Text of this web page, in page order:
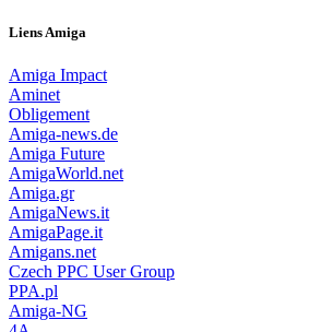
Liens Amiga
Amiga Impact
Aminet
Obligement
Amiga-news.de
Amiga Future
AmigaWorld.net
Amiga.gr
AmigaNews.it
AmigaPage.it
Amigans.net
Czech PPC User Group
PPA.pl
Amiga-NG